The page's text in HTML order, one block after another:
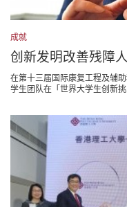
成就
创新发明改善残障
在第十三届国际康复工程及辅
学生团队在「世界大学生创新